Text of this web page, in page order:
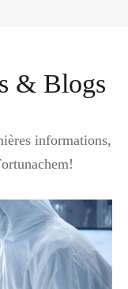
& Blogs
informations,